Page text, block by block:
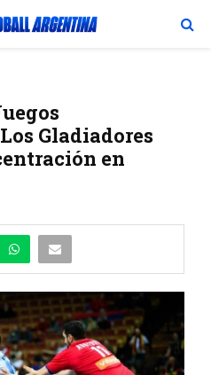
Gladiadores
en